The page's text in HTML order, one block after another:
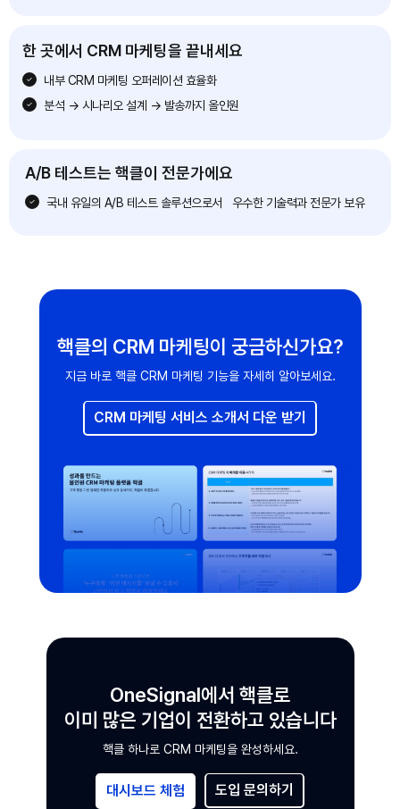
한 곳에서 CRM 마케팅을 끝내세요
내부 CRM 마케팅 오퍼레이션 효율화
분석 → 시나리오 설계 → 발송까지 올인원
A/B 테스트는 핵클이 전문가에요
국내 유일의 A/B 테스트 솔루션으로서 우수한 기술력과 전문가 보유
핵클의 CRM 마케팅이 궁금하신가요?
지금 바로 핵클 CRM 마케팅 기능을 자세히 알아보세요.
CRM 마케팅 서비스 소개서 다운 받기
OneSignal에서 핵클로
이미 많은 기업이 전환하고 있습니다
핵클 하나로 CRM 마케팅을 완성하세요.
대시보드 체험 도입 문의하기